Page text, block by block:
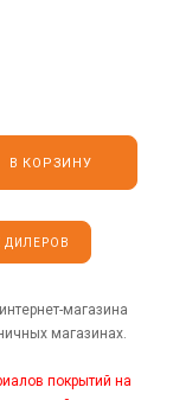
В КОРЗИНУ
ДИЛЕРОВ
магазина
магазинах.
покрытий на